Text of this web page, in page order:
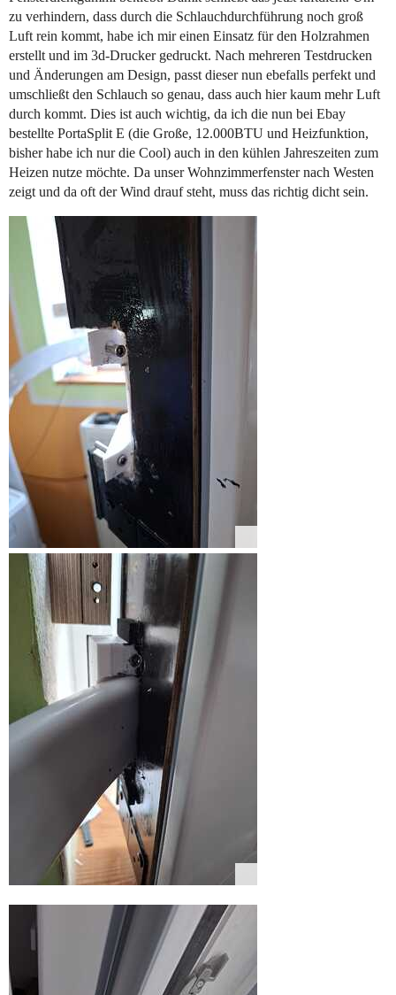
zu verhindern, dass durch die Schlauchdurchführung noch groß
Luft rein kommt, habe ich mir einen Einsatz für den Holzrahmen
erstellt und im 3d-Drucker gedruckt. Nach mehreren Testdrucken
und Änderungen am Design, passt dieser nun ebefalls perfekt und
umschließt den Schlauch so genau, dass auch hier kaum mehr Luft
durch kommt. Dies ist auch wichtig, da ich die nun bei Ebay
bestellte PortaSplit E (die Große, 12.000BTU und Heizfunktion,
bisher habe ich nur die Cool) auch in den kühlen Jahreszeiten zum
Heizen nutze möchte. Da unser Wohnzimmerfenster nach Westen
zeigt und da oft der Wind drauf steht, muss das richtig dicht sein.